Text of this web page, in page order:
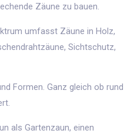
Zäune zu bauen.
umfasst Zäune in Holz,
Sichtschutz,
Formen. Ganz gleich ob rund
als Gartenzaun, einen